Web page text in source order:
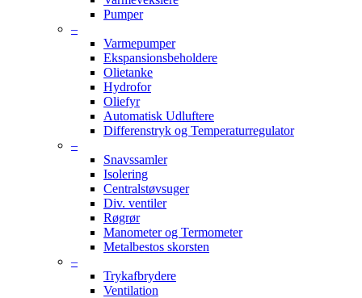
Pumper
–
Varmepumper
Ekspansionsbeholdere
Olietanke
Hydrofor
Oliefyr
Automatisk Udluftere
Differenstryk og Temperaturregulator
–
Snavssamler
Isolering
Centralstøvsuger
Div. ventiler
Røgrør
Manometer og Termometer
Metalbestos skorsten
–
Trykafbrydere
Ventilation